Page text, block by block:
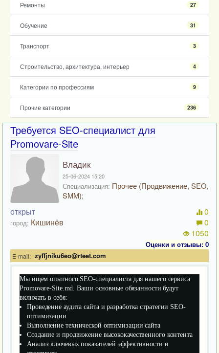
Ремонты 27
Обучение 31
Транспорт 3
Строительство, архитектура, интерьер 4
Категории по профессиям 9
Прочие категории 236
Требуется SEO-специалист для
Promovare-Site
Владик
25-06-2024 15:20
Специализация: Прочее (Продвижение, SEO,
SMM);
открыт
город: Кишинёв
0
0
1050
Оценки и отзывы: 0
E-mail: zyffjniku6eo@rteet.com
Мы ищем опытного SEO-специалиста для нашего сервиса
Promovare-Site.md. Ваши основные обязанности будут
включать в себя:
Проведение аудита сайта и разработка стратегии SEO-
оптимизации
Выполнение технической оптимизации сайта
Создание и продвижение высококачественного контента
Анализ ключевых показателей эффективности и